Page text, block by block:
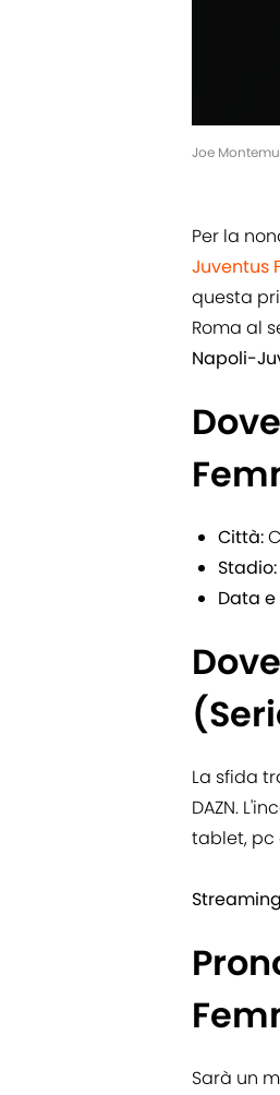
Joe
Per la
Juventus
questa
Roma al
Napoli-
Città:
Stadio:
Data
La sfida
DAZN.
tablet, pc
Sarà un